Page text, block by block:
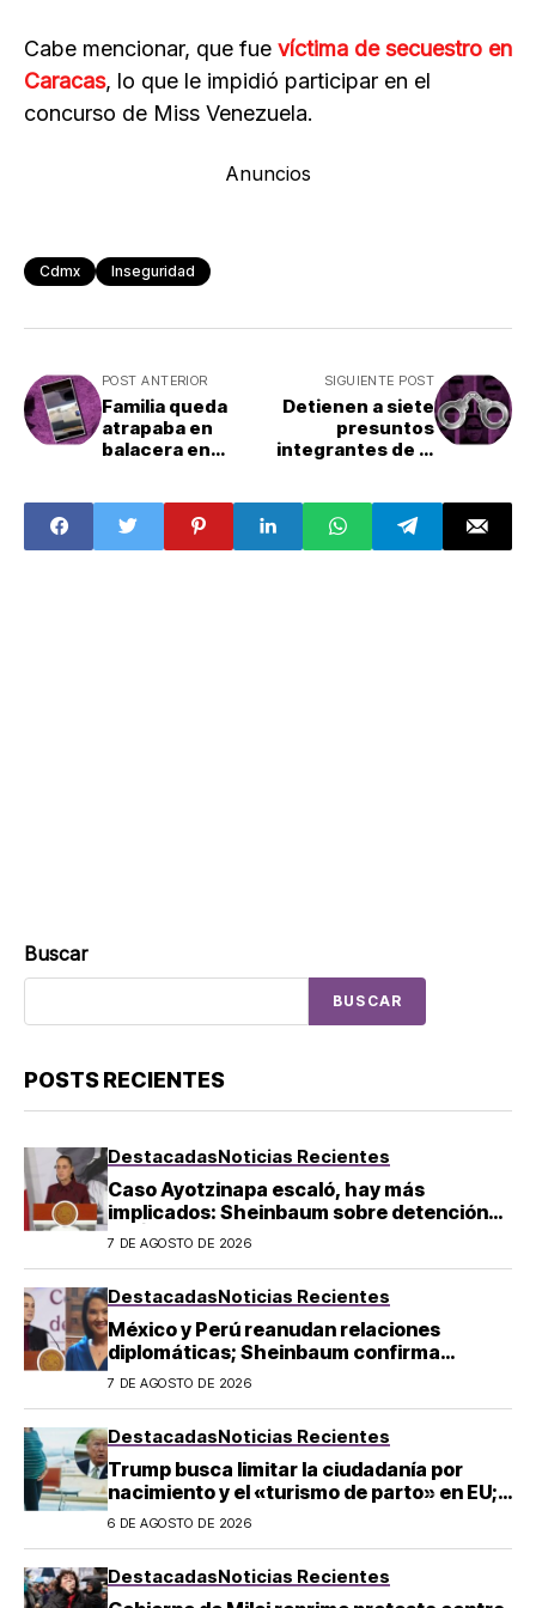
Cabe mencionar, que fue víctima de secuestro en
Caracas, lo que le impidió participar en el
concurso de Miss Venezuela.
Anuncios
Cdmx Inseguridad
POST ANTERIOR
Familia queda
atrapaba en
balacera en
muertos
SIGUIENTE POST
Detienen a siete
presuntos
integrantes de la
Buscar
BUSCAR
POSTS RECIENTES
DestacadasNoticias Recientes
Caso Ayotzinapa escaló, hay más
implicados: Sheinbaum sobre detención
de Ángel Aguirre
7 DE AGOSTO DE 2026
DestacadasNoticias Recientes
México y Perú reanudan relaciones
diplomáticas; Sheinbaum confirma
llegada de Betssy Chávez al país
7 DE AGOSTO DE 2026
DestacadasNoticias Recientes
Trump busca limitar la ciudadanía por
nacimiento y el «turismo de parto» en EU;
¿a quién afecta?
6 DE AGOSTO DE 2026
DestacadasNoticias Recientes